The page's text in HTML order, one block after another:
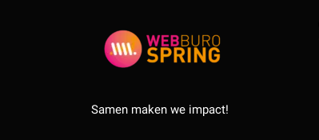
Samen maken we impact!